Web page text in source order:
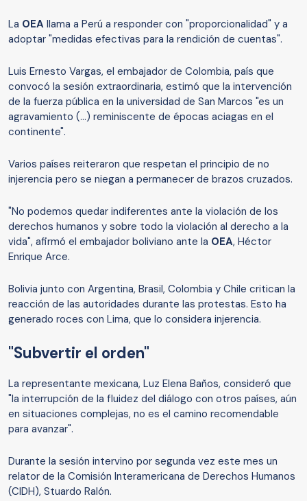
La OEA llama a Perú a responder con "proporcionalidad" y a
adoptar "medidas efectivas para la rendición de cuentas".
Luis Ernesto Vargas, el embajador de Colombia, país que
convocó la sesión extraordinaria, estimó que la intervención
de la fuerza pública en la universidad de San Marcos "es un
agravamiento (...) reminiscente de épocas aciagas en el
continente".
Varios países reiteraron que respetan el principio de no
injerencia pero se niegan a permanecer de brazos cruzados.
"No podemos quedar indiferentes ante la violación de los
derechos humanos y sobre todo la violación al derecho a la
vida", afirmó el embajador boliviano ante la OEA, Héctor
Enrique Arce.
Bolivia junto con Argentina, Brasil, Colombia y Chile critican la
reacción de las autoridades durante las protestas. Esto ha
generado roces con Lima, que lo considera injerencia.
"Subvertir el orden"
La representante mexicana, Luz Elena Baños, consideró que
"la interrupción de la fluidez del diálogo con otros países, aún
en situaciones complejas, no es el camino recomendable
para avanzar".
Durante la sesión intervino por segunda vez este mes un
relator de la Comisión Interamericana de Derechos Humanos
(CIDH), Stuardo Ralón.